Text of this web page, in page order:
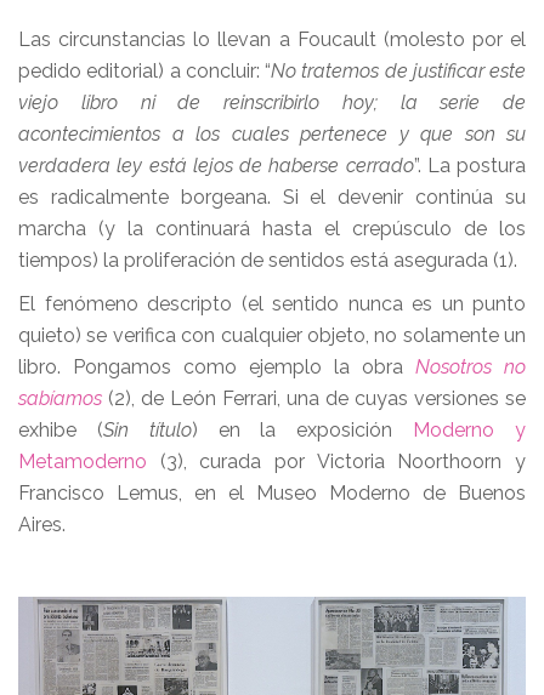
Las circunstancias lo llevan a Foucault (molesto por el
pedido editorial) a concluir: “No tratemos de justificar este
viejo libro ni de reinscribirlo hoy; la serie de
acontecimientos a los cuales pertenece y que son su
verdadera ley está lejos de haberse cerrado”. La postura
es radicalmente borgeana. Si el devenir continúa su
marcha (y la continuará hasta el crepúsculo de los
tiempos) la proliferación de sentidos está asegurada (1).
El fenómeno descripto (el sentido nunca es un punto
quieto) se verifica con cualquier objeto, no solamente un
libro. Pongamos como ejemplo la obra Nosotros no
sabíamos (2), de León Ferrari, una de cuyas versiones se
exhibe (Sin título) en la exposición Moderno y
Metamoderno (3), curada por Victoria Noorthoorn y
Francisco Lemus, en el Museo Moderno de Buenos
Aires.